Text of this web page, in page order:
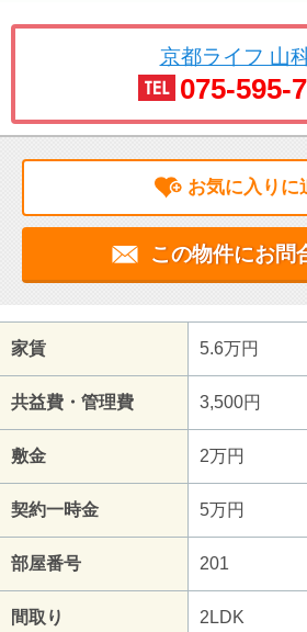
京都ライフ 山
075-595-
お気に入りに
この物件にお問
家賃 5.6万円
共益費・管理費 3,500円
敷金 2万円
契約一時金 5万円
部屋番号 201
間取り 2LDK